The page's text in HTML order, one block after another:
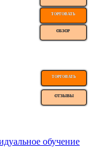
ТОРГОВАТЬ
ОБЗОР
ТОРГОВАТЬ
ОТЗЫВЫ